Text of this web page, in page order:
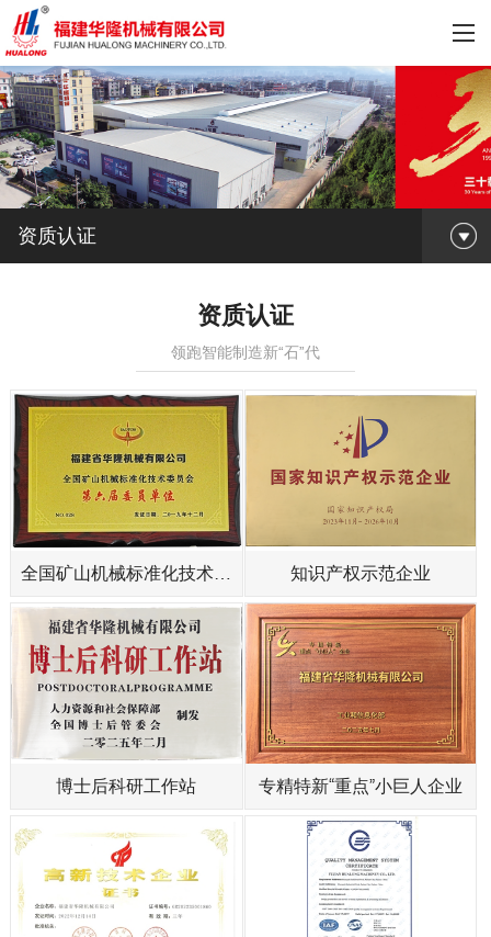
资质认证
资质认证
领跑智能制造新“石”代
全国矿山机械标准化技术委
员会
知识产权示范企业
博士后科研工作站 专精特新“重点”小巨人企业